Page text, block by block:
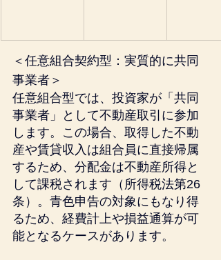
＜任意組合契約型：実質的に共同
事業者＞
任意組合型では、投資家が「共同
事業者」として不動産取引に参加
します。この場合、取得した不動
産や賃貸収入は組合員に直接帰属
するため、分配金は不動産所得と
して課税されます（所得税法第26
条）。青色申告の対象にもなり得
るため、経費計上や損益通算が可
能となるケースがあります。